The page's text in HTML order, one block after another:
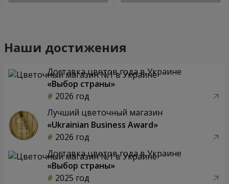
Наши достижения
Доставка цветов года в Украине
«Выбор страны»
2026 год
Лучший цветочный магазин
«Ukrainian Business Award»
2026 год
Доставка цветов года в Украине
«Выбор страны»
2025 год